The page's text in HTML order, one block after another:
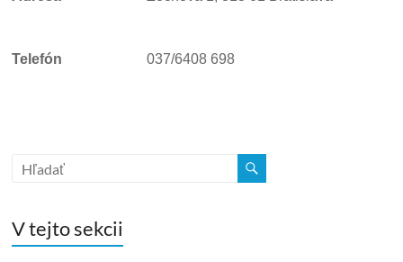
Telefón 037/6408 698
V tejto sekcii